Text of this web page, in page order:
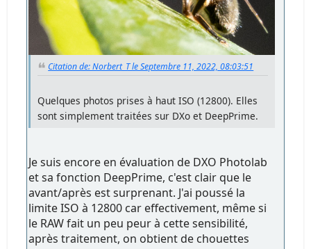
Citation de: Norbert_T le Septembre 11, 2022, 08:03:51
Quelques photos prises à haut ISO (12800). Elles
sont simplement traitées sur DXo et DeepPrime.
Je suis encore en évaluation de DXO Photolab
et sa fonction DeepPrime, c'est clair que le
avant/après est surprenant. J'ai poussé la
limite ISO à 12800 car effectivement, même si
le RAW fait un peu peur à cette sensibilité,
après traitement, on obtient de chouettes